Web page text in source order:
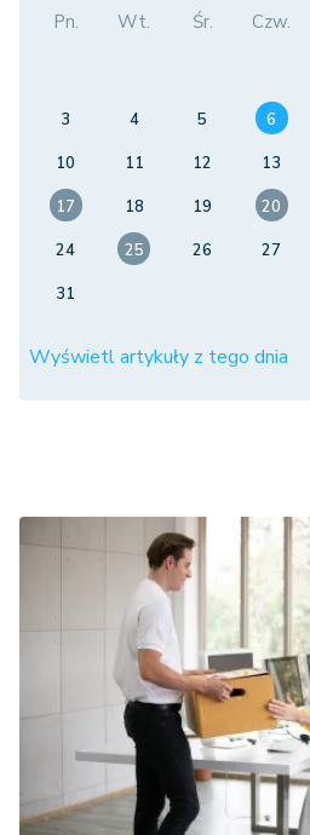
Pn. Wt. Śr. Czw.
3
4 5 6
10
11 12 13
17
18 19 20
24
25 26 27
31
Wyświetl artykuły z tego dnia